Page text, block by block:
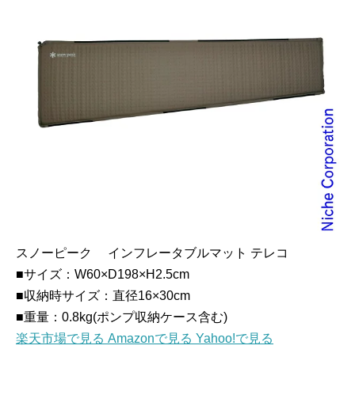
スノーピーク インフレータブルマット テレコ
■サイズ：W60×D198×H2.5cm
■収納時サイズ：直径16×30cm
■重量：0.8kg(ポンプ収納ケース含む)
楽天市場で見る Amazonで見る Yahoo!で見る